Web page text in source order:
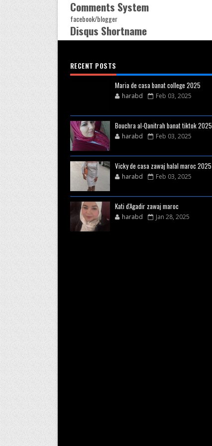
Comments System
facebook/blogger
Disqus Shortname
RECENT POSTS
Maria de casa banat college 2025
harabd Feb 03, 2025
Bouchra al-Qanitrah banat tiktok 2025
harabd Feb 03, 2025
Vicky de casa zawaj halal maroc 2025
harabd Feb 03, 2025
Kati d'Agadir zawaj maroc
harabd Jan 28, 2025